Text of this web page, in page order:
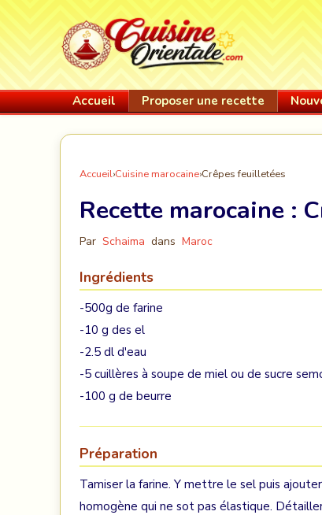
Accueil Proposer une recette
Accueil›Cuisine marocaine›Crêpes feuilletées
Recette marocaine :
Par Schaima dans Maroc
Ingrédients
-500g de farine
-10 g des el
-2.5 dl d'eau
-5 cuillères à soupe de miel ou de sucre
-100 g de beurre
Préparation
Tamiser la farine. Y mettre le sel puis
homogène qui ne sot pas élastique.